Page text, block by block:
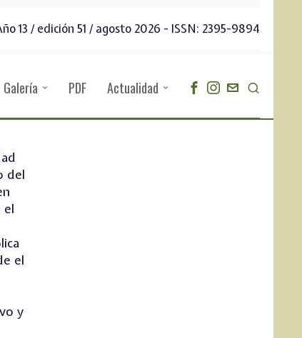
13 / edición 51 / agosto 2026 - ISSN: 2395-9894
Galería PDF Actualidad
del
el
el
y